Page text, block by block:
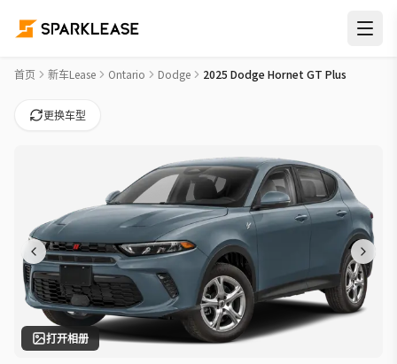
2025 Dodge Hornet GT Plus Car Lease Deals in Sudbury
首页 新车Lease Ontario Dodge 2025 Dodge Hornet GT Plus
更换车型
打开相册